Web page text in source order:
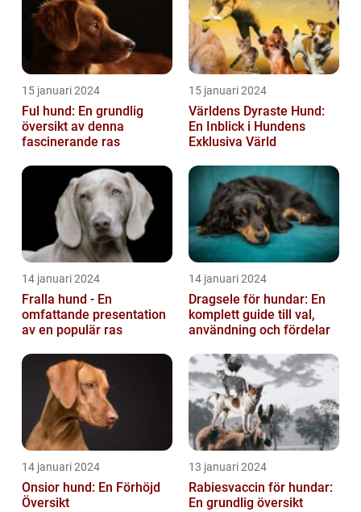
15 januari 2024
Ful hund: En grundlig
översikt av denna
fascinerande ras
15 januari 2024
Världens Dyraste Hund:
En Inblick i Hundens
Exklusiva Värld
14 januari 2024
Fralla hund - En
omfattande presentation
av en populär ras
14 januari 2024
Dragsele för hundar: En
komplett guide till val,
användning och fördelar
14 januari 2024
Onsior hund: En Förhöjd
Översikt
13 januari 2024
Rabiesvaccin för hundar:
En grundlig översikt